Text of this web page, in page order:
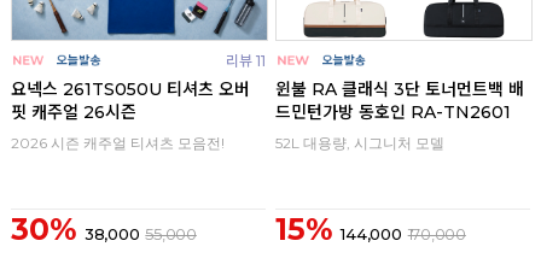
리뷰 11
요넥스 261TS050U 티셔츠 오버
핏 캐주얼 26시즌
2026 시즌 캐주얼 티셔츠 모음전!
30% 38,000 55,000
윈불 RA 클래식 3단 토너먼트백 배
드민턴가방 동호인 RA-TN2601
52L 대용량, 시그니처 모델
15% 144,000 170,000